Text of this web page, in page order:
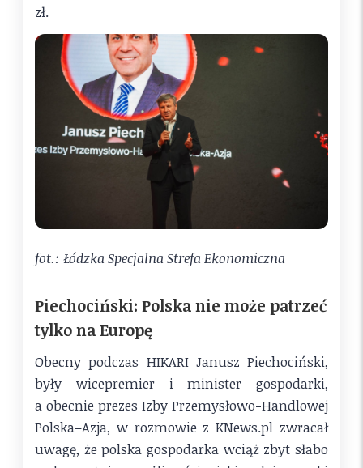
zł.
fot.: Łódzka Specjalna Strefa Ekonomiczna
Piechociński: Polska nie może patrzeć
tylko na Europę
Obecny podczas HIKARI Janusz Piechociński,
były wicepremier i minister gospodarki,
a obecnie prezes Izby Przemysłowo-Handlowej
Polska–Azja, w rozmowie z KNews.pl zwracał
uwagę, że polska gospodarka wciąż zbyt słabo